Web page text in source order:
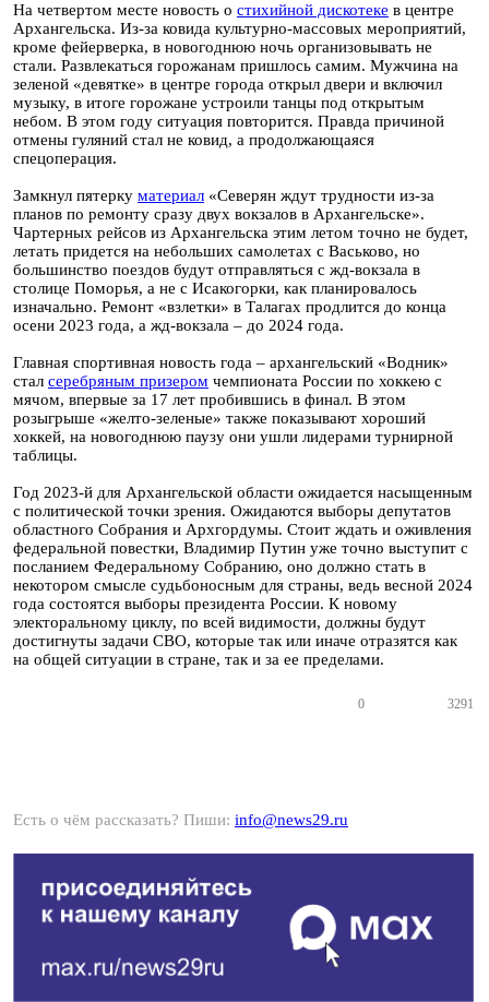
На четвертом месте новость о стихийной дискотеке в центре
Архангельска. Из-за ковида культурно-массовых мероприятий,
кроме фейерверка, в новогоднюю ночь организовывать не
стали. Развлекаться горожанам пришлось самим. Мужчина на
зеленой «девятке» в центре города открыл двери и включил
музыку, в итоге горожане устроили танцы под открытым
небом. В этом году ситуация повторится. Правда причиной
отмены гуляний стал не ковид, а продолжающаяся
спецоперация.
Замкнул пятерку материал «Северян ждут трудности из-за
планов по ремонту сразу двух вокзалов в Архангельске».
Чартерных рейсов из Архангельска этим летом точно не будет,
летать придется на небольших самолетах с Васьково, но
большинство поездов будут отправляться с жд-вокзала в
столице Поморья, а не с Исакогорки, как планировалось
изначально. Ремонт «взлетки» в Талагах продлится до конца
осени 2023 года, а жд-вокзала – до 2024 года.
Главная спортивная новость года – архангельский «Водник»
стал серебряным призером чемпионата России по хоккею с
мячом, впервые за 17 лет пробившись в финал. В этом
розыгрыше «желто-зеленые» также показывают хороший
хоккей, на новогоднюю паузу они ушли лидерами турнирной
таблицы.
Год 2023-й для Архангельской области ожидается насыщенным
с политической точки зрения. Ожидаются выборы депутатов
областного Собрания и Архгордумы. Стоит ждать и оживления
федеральной повестки, Владимир Путин уже точно выступит с
посланием Федеральному Собранию, оно должно стать в
некотором смысле судьбоносным для страны, ведь весной 2024
года состоятся выборы президента России. К новому
электоральному циклу, по всей видимости, должны будут
достигнуты задачи СВО, которые так или иначе отразятся как
на общей ситуации в стране, так и за ее пределами.
0 3291
Есть о чём рассказать? Пиши: info@news29.ru